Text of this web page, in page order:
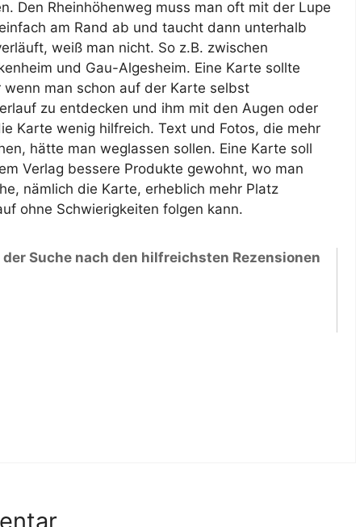
Den Rheinhöhenweg muss man oft mit der Lupe
am Rand ab und taucht dann unterhalb
weiß man nicht. So z.B. zwischen
und Gau-Algesheim. Eine Karte sollte
man schon auf der Karte selbst
zu entdecken und ihm mit den Augen oder
Karte wenig hilfreich. Text und Fotos, die mehr
hätte man weglassen sollen. Eine Karte soll
Verlag bessere Produkte gewohnt, wo man
nämlich die Karte, erheblich mehr Platz
ohne Schwierigkeiten folgen kann.
Suche nach den hilfreichsten Rezensionen